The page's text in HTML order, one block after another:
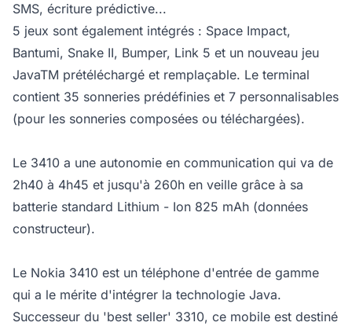
SMS, écriture prédictive...
5 jeux sont également intégrés : Space Impact,
Bantumi, Snake II, Bumper, Link 5 et un nouveau jeu
JavaTM prétéléchargé et remplaçable. Le terminal
contient 35 sonneries prédéfinies et 7 personnalisables
(pour les sonneries composées ou téléchargées).
Le 3410 a une autonomie en communication qui va de
2h40 à 4h45 et jusqu'à 260h en veille grâce à sa
batterie standard Lithium - Ion 825 mAh (données
constructeur).
Le Nokia 3410 est un téléphone d'entrée de gamme
qui a le mérite d'intégrer la technologie Java.
Successeur du 'best seller' 3310, ce mobile est destiné